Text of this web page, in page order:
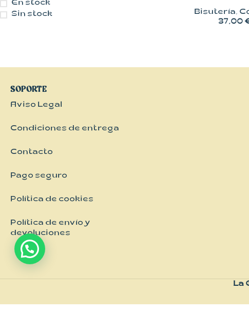
Chalecos
Kimonos
Pantalones
Vestidos
En stock
Sin stock
Bisutería,
37,00
SOPORTE
Aviso Legal
Condiciones de entrega
Contacto
Pago seguro
Política de cookies
Política de envío y
devoluciones
La